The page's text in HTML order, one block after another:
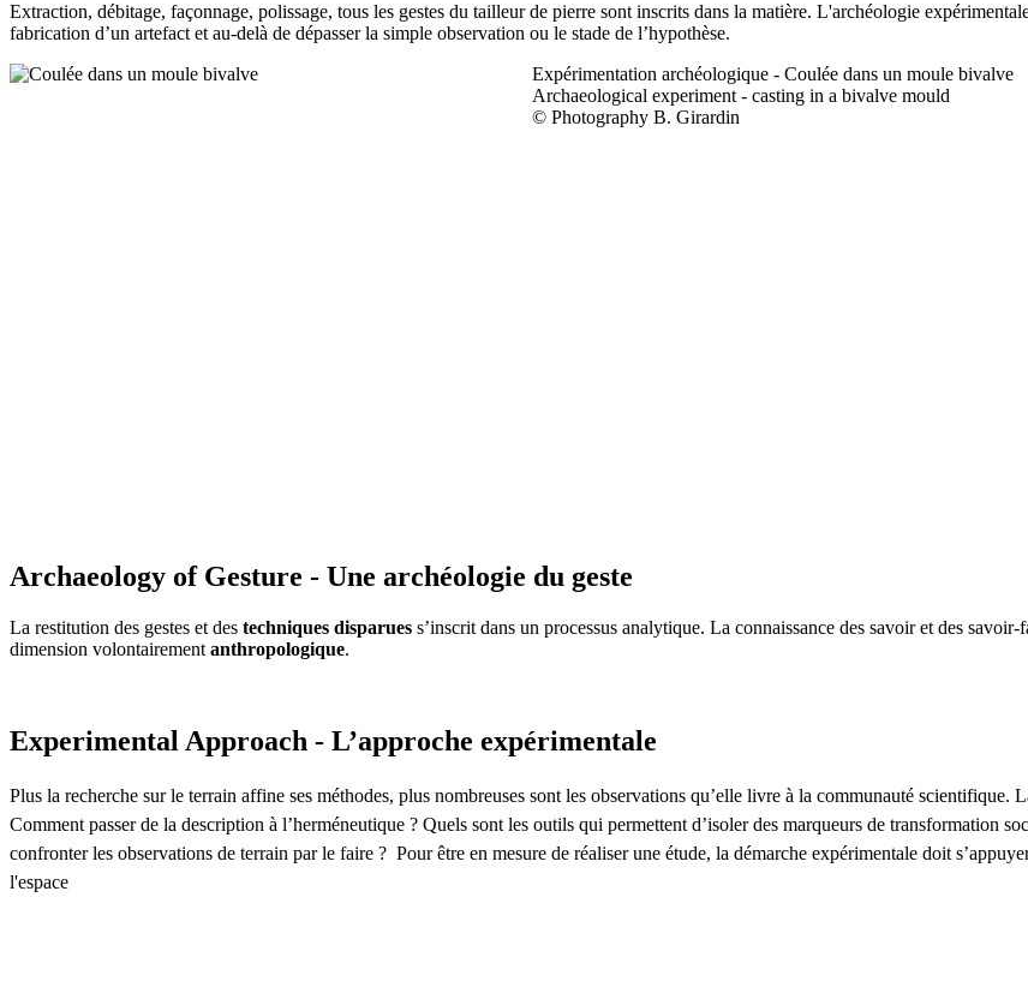
Extraction, débitage, façonnage, polissage, tous les gestes du tailleur de pierre sont inscrits dans la matière. L'archéologie
fabrication d’un artefact et au-delà de dépasser la simple observation ou le stade de l’hypothèse.
Expérimentation archéologique - Coulée dans un moule bivalve
Archaeological experiment - casting in a bivalve mould
© Photography B. Girardin
Archaeology of Gesture - Une archéologie du geste
La restitution des gestes et des techniques disparues s’inscrit dans un processus analytique. La connaissance des savoir et des
dimension volontairement anthropologique.
Experimental Approach - L’approche expérimentale
Plus la recherche sur le terrain affine ses méthodes, plus nombreuses sont les observations qu’elle livre à la communauté scientifique.
Comment passer de la description à l’herméneutique ? Quels sont les outils qui permettent d’isoler des marqueurs de transformation
confronter les observations de terrain par le faire ? Pour être en mesure de réaliser une étude, la démarche expérimentale doit
l'espace